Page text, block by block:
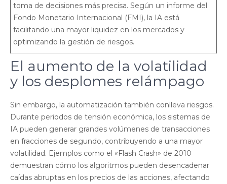
toma de decisiones más precisa. Según un informe del
Fondo Monetario Internacional (FMI), la IA está
facilitando una mayor liquidez en los mercados y
optimizando la gestión de riesgos.
El aumento de la volatilidad
y los desplomes relámpago
Sin embargo, la automatización también conlleva riesgos.
Durante periodos de tensión económica, los sistemas de
IA pueden generar grandes volúmenes de transacciones
en fracciones de segundo, contribuyendo a una mayor
volatilidad. Ejemplos como el «Flash Crash» de 2010
demuestran cómo los algoritmos pueden desencadenar
caídas abruptas en los precios de las acciones, afectando